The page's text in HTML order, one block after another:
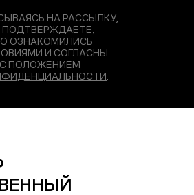
НА РАССЫЛКУ,
ПОДТВЕРЖДАЕТЕ,
ОЗНАКОМИЛИСЬ
И СОГЛАСНЫ
С ПОЛОЖЕНИЕМ